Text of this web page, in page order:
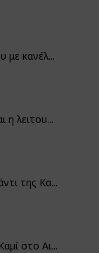
με κανέλ...
η λειτου...
της Κα...
στο Αι...